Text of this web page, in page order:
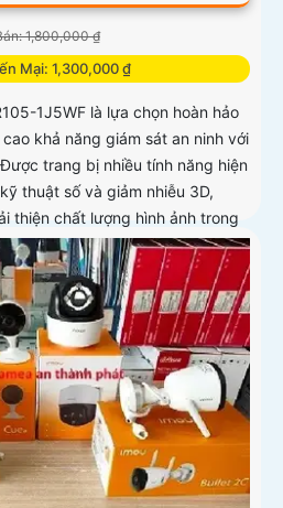
1,800,000 ₫
Mại: 1,300,000 ₫
1J5WF là lựa chọn hoàn hảo
khả năng giám sát an ninh với
trang bị nhiều tính năng hiện
thuật số và giảm nhiễu 3D,
thiện chất lượng hình ảnh trong